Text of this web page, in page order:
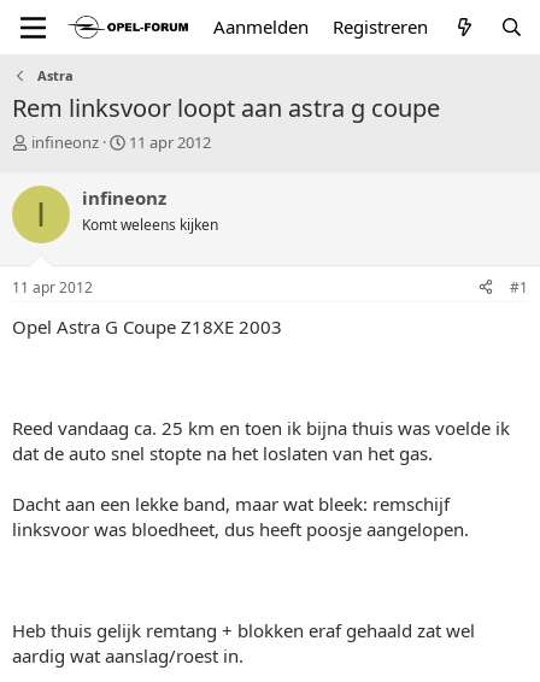
Aanmelden Registreren
Astra
Rem linksvoor loopt aan astra g coupe
T
p
s
a
t
infineonz
S
r
t
a
m
11 apr 2012
I infineonz
Komt weleens kijken
11 apr 2012 #1
Opel Astra G Coupe Z18XE 2003
Reed vandaag ca. 25 km en toen ik bijna thuis was voelde ik
dat de auto snel stopte na het loslaten van het gas.
Dacht aan een lekke band, maar wat bleek: remschijf
linksvoor was bloedheet, dus heeft poosje aangelopen.
Heb thuis gelijk remtang + blokken eraf gehaald zat wel
aardig wat aanslag/roest in.